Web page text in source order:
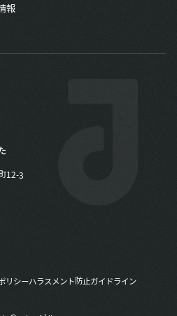
報
12-3
リシーハラスメント防止ガイドライン